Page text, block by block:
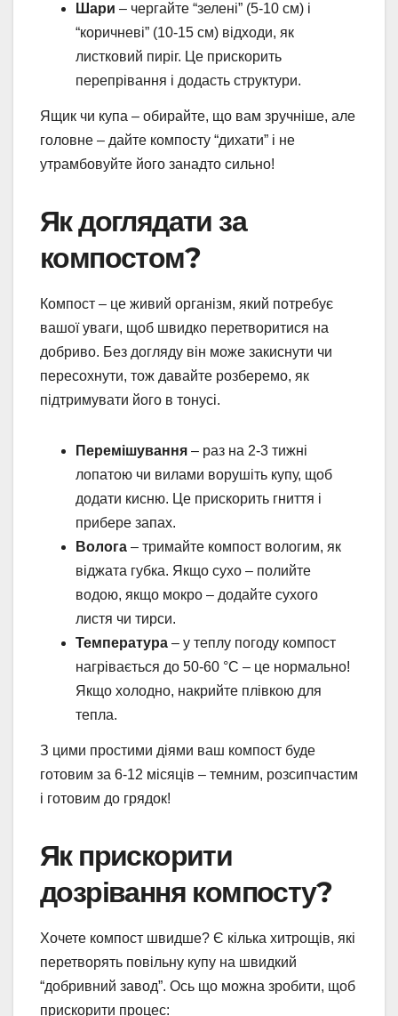
Шари – чергайте “зелені” (5-10 см) і
“коричневі” (10-15 см) відходи, як
листковий пиріг. Це прискорить
перепрівання і додасть структури.
Ящик чи купа – обирайте, що вам зручніше, але
головне – дайте компосту “дихати” і не
утрамбовуйте його занадто сильно!
Як доглядати за
компостом?
Компост – це живий організм, який потребує
вашої уваги, щоб швидко перетворитися на
добриво. Без догляду він може закиснути чи
пересохнути, тож давайте розберемо, як
підтримувати його в тонусі.
Перемішування – раз на 2-3 тижні
лопатою чи вилами ворушіть купу, щоб
додати кисню. Це прискорить гниття і
прибере запах.
Волога – тримайте компост вологим, як
віджата губка. Якщо сухо – полийте
водою, якщо мокро – додайте сухого
листя чи тирси.
Температура – у теплу погоду компост
нагрівається до 50-60 °C – це нормально!
Якщо холодно, накрийте плівкою для
тепла.
З цими простими діями ваш компост буде
готовим за 6-12 місяців – темним, розсипчастим
і готовим до грядок!
Як прискорити
дозрівання компосту?
Хочете компост швидше? Є кілька хитрощів, які
перетворять повільну купу на швидкий
“добривний завод”. Ось що можна зробити, щоб
прискорити процес: